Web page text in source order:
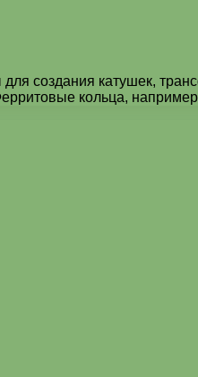
создания катушек,
кольца,